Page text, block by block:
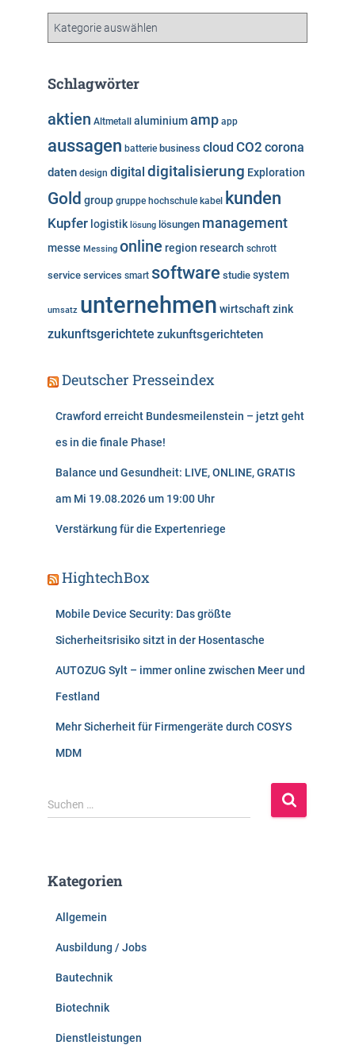
g
r
i
n
Schlagwörter
aktien Altmetall aluminiumamp app
aussagen batterie business cloud CO2 corona
daten design digital digitalisierung Exploration
Gold group gruppe hochschule kabel kunden
Kupfer logistik lösung lösungen management
messe Messing online region research schrott
service services smart software studie system
umsatz unternehmen wirtschaftzink
zukunftsgerichtete zukunftsgerichteten
Deutscher Presseindex
Crawford erreicht Bundesmeilenstein – jetzt geht
es in die finale Phase!
Balance und Gesundheit: LIVE, ONLINE, GRATIS
am Mi 19.08.2026 um 19:00 Uhr
Verstärkung für die Expertenriege
HightechBox
Mobile Device Security: Das größte
Sicherheitsrisiko sitzt in der Hosentasche
AUTOZUG Sylt – immer online zwischen Meer und
Festland
Mehr Sicherheit für Firmengeräte durch COSYS
MDM
S
u
n
Suchen …
Kategorien
Allgemein
Ausbildung / Jobs
Bautechnik
Biotechnik
Dienstleistungen